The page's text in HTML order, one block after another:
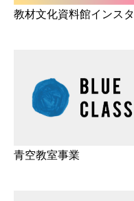
教材文化資料館インスタ
青空教室事業